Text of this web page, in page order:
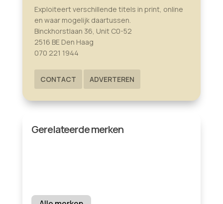
Exploiteert verschillende titels in print, online
en waar mogelijk daartussen.
Binckhorstlaan 36, Unit C0-52
2516 BE Den Haag
070 221 1944
CONTACT ADVERTEREN
Gerelateerde merken